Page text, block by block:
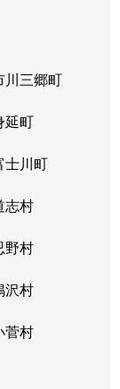
川三郷町
延町
士川町
志村
野村
沢村
菅村